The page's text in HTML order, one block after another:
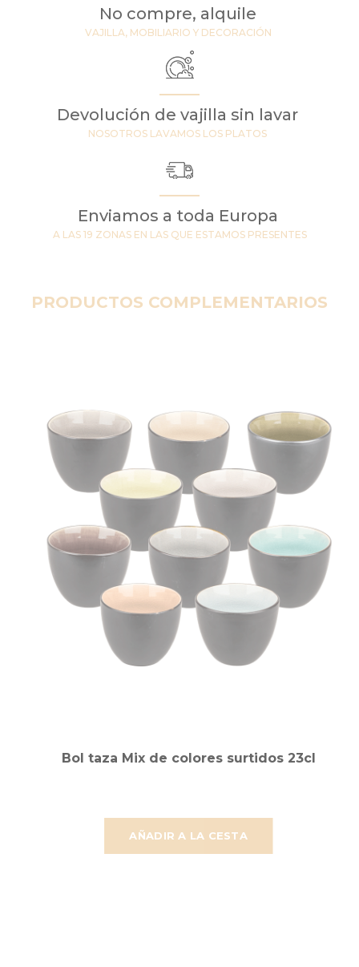
No compre, alquile
VAJILLA, MOBILIARIO Y DECORACIÓN
Devolución de vajilla sin lavar
NOSOTROS LAVAMOS LOS PLATOS
Enviamos a toda Europa
A LAS 19 ZONAS EN LAS QUE ESTAMOS PRESENTES
PRODUCTOS COMPLEMENTARIOS
AÑADIR A LA CESTA
Bol taza Mix de colores surtidos 23cl